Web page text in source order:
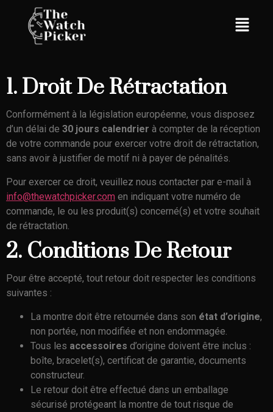
1. Droit De Rétractation
Conformément à la législation européenne, vous disposez
d’un délai de 30 jours calendrier à compter de la réception
de votre commande pour exercer votre droit de rétractation,
sans avoir à justifier de motif ni à payer de pénalités.
Pour exercer ce droit, veuillez nous contacter par e-mail à
info@thewatchpicker.com en indiquant votre numéro de
commande, le ou les produit(s) concerné(s) et votre souhait
de rétractation.
2. Conditions De Retour
Pour être accepté, tout retour doit respecter les conditions
suivantes :
La montre doit être retournée dans son état d’origine,
non portée, non modifiée et non endommagée.
Tous les accessoires d’origine doivent être inclus :
boîte, bracelet(s), certificat de garantie, documents
constructeur.
Le retour doit être effectué dans un emballage
sécurisé protégeant la montre de tout risque de